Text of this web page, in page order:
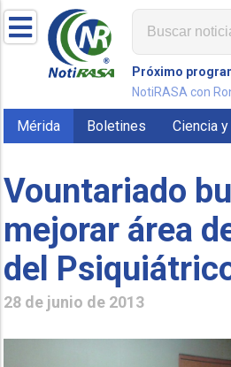
Próximo
NotiRASA con
Mérida Boletines Ciencia
Vountariado
mejorar área
del
28 de junio de 2013